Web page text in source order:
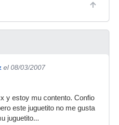
el 08/03/2007
y estoy mu contento. Confio
este juguetito no me gusta
juguetito...